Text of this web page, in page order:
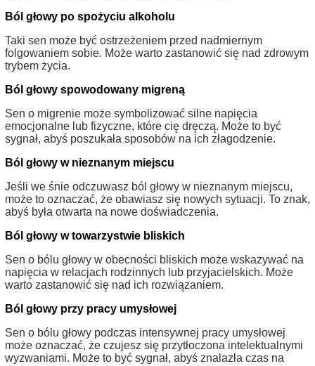
Ból głowy po spożyciu alkoholu
Taki sen może być ostrzeżeniem przed nadmiernym
folgowaniem sobie. Może warto zastanowić się nad zdrowym
trybem życia.
Ból głowy spowodowany migreną
Sen o migrenie może symbolizować silne napięcia
emocjonalne lub fizyczne, które cię dręczą. Może to być
sygnał, abyś poszukała sposobów na ich złagodzenie.
Ból głowy w nieznanym miejscu
Jeśli we śnie odczuwasz ból głowy w nieznanym miejscu,
może to oznaczać, że obawiasz się nowych sytuacji. To znak,
abyś była otwarta na nowe doświadczenia.
Ból głowy w towarzystwie bliskich
Sen o bólu głowy w obecności bliskich może wskazywać na
napięcia w relacjach rodzinnych lub przyjacielskich. Może
warto zastanowić się nad ich rozwiązaniem.
Ból głowy przy pracy umysłowej
Sen o bólu głowy podczas intensywnej pracy umysłowej
może oznaczać, że czujesz się przytłoczona intelektualnymi
wyzwaniami. Może to być sygnał, abyś znalazła czas na